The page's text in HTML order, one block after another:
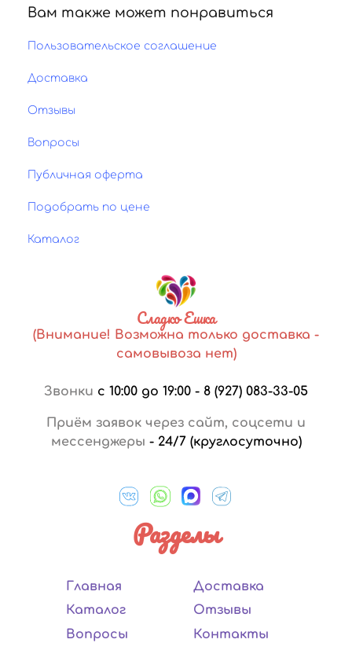
Вам также может понравиться
Пользовательское соглашение
Доставка
Отзывы
Вопросы
Публичная оферта
Подобрать по цене
Каталог
Сладко Ешка
(Внимание! Возможна только доставка -
самовывоза нет)
Звонки с 10:00 до 19:00 - 8 (927) 083-33-05
Приём заявок через сайт, соцсети и
мессенджеры - 24/7 (круглосуточно)
Разделы
Главная
Каталог
Вопросы
Доставка
Отзывы
Контакты